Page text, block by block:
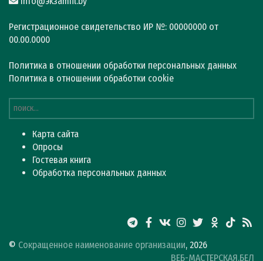
Регистрационное свидетельство ИР №: 00000000 от
00.00.0000
Политика в отношении обработки персональных данных
Политика в отношении обработки cookie
Карта сайта
Опросы
Гостевая книга
Обработка персональных данных
© Сокращенное наименование организации, 2026
ВЕБ-МАСТЕРСКАЯ.БЕЛ